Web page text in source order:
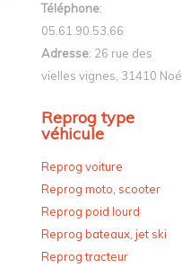
Téléphone:
05.61.90.53.66
Adresse: 26 rue des
vielles vignes, 31410 Noé
Reprog type
véhicule
Reprog voiture
Reprog moto, scooter
Reprog poid lourd
Reprog bateaux, jet ski
Reprog tracteur